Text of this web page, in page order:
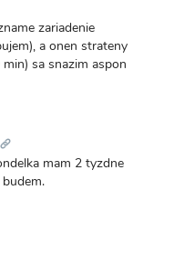
zariadenie
a onen strateny
sa snazim aspon
odkaz
mam 2 tyzdne